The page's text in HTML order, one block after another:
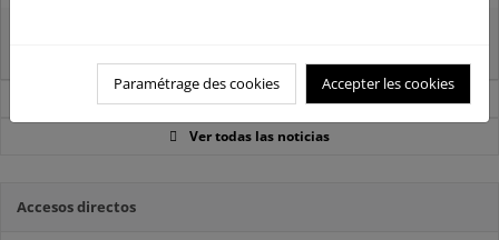
Noticias sobre Biodiversidad
Ver todas las noticias
Accesos directos
Paramétrage des cookies Accepter les cookies